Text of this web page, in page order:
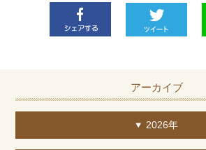
アーカイブ
2026年